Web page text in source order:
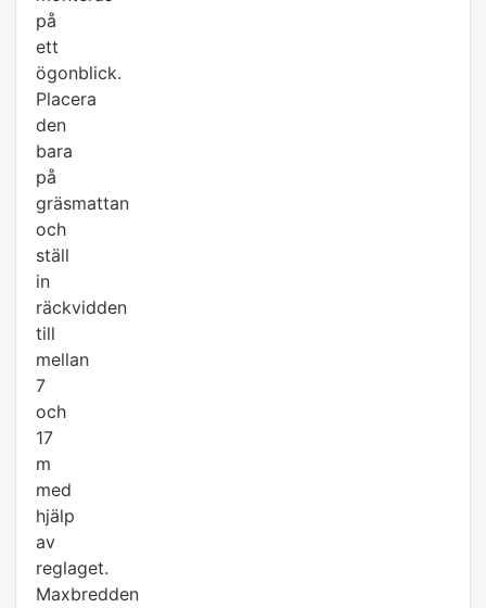
på
ett
ögonblick.
Placera
den
bara
på
gräsmattan
och
ställ
in
räckvidden
till
mellan
7
och
17
m
med
hjälp
av
reglaget.
Maxbredden